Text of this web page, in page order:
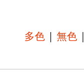
多色| 無色|